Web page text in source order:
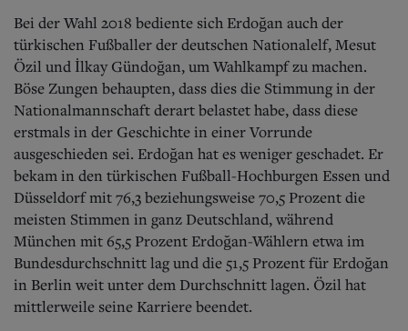
Bei der Wahl 2018 bediente sich Erdoğan auch der
türkischen Fußballer der deutschen Nationalelf, Mesut
Özil und İlkay Gündoğan, um Wahlkampf zu machen.
Böse Zungen behaupten, dass dies die Stimmung in der
Nationalmannschaft derart belastet habe, dass diese
erstmals in der Geschichte in einer Vorrunde
ausgeschieden sei. Erdoğan hat es weniger geschadet. Er
bekam in den türkischen Fußball-Hochburgen Essen und
Düsseldorf mit 76,3 beziehungsweise 70,5 Prozent die
meisten Stimmen in ganz Deutschland, während
München mit 65,5 Prozent Erdoğan-Wählern etwa im
Bundesdurchschnitt lag und die 51,5 Prozent für Erdoğan
in Berlin weit unter dem Durchschnitt lagen. Özil hat
mittlerweile seine Karriere beendet.